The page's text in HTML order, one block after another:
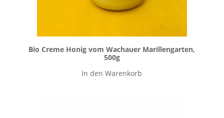
Bio Creme Honig vom Wachauer Marillengarten,
500g
In den Warenkorb